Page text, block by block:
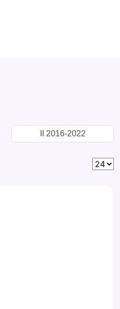
II 2016-2022